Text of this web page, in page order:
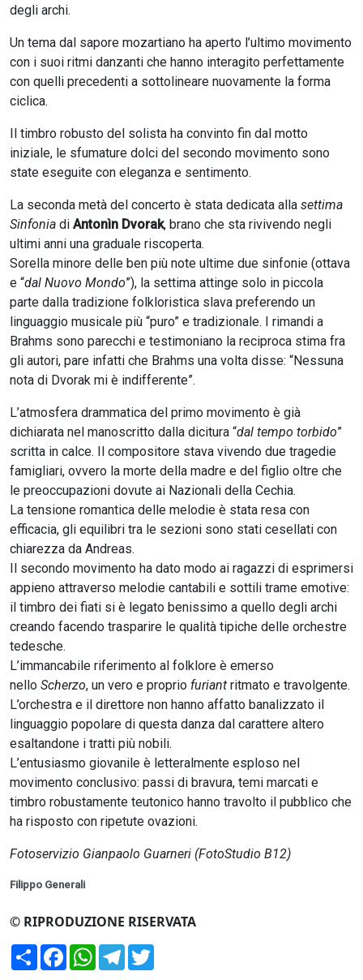
degli archi.
Un tema dal sapore mozartiano ha aperto l’ultimo movimento
con i suoi ritmi danzanti che hanno interagito perfettamente
con quelli precedenti a sottolineare nuovamente la forma
ciclica.
Il timbro robusto del solista ha convinto fin dal motto
iniziale, le sfumature dolci del secondo movimento sono
state eseguite con eleganza e sentimento.
La seconda metà del concerto è stata dedicata alla settima
Sinfonia di Antonìn Dvorak, brano che sta rivivendo negli
ultimi anni una graduale riscoperta.
Sorella minore delle ben più note ultime due sinfonie (ottava
e “dal Nuovo Mondo”), la settima attinge solo in piccola
parte dalla tradizione folkloristica slava preferendo un
linguaggio musicale più “puro” e tradizionale. I rimandi a
Brahms sono parecchi e testimoniano la reciproca stima fra
gli autori, pare infatti che Brahms una volta disse: “Nessuna
nota di Dvorak mi è indifferente”.
L’atmosfera drammatica del primo movimento è già
dichiarata nel manoscritto dalla dicitura “dal tempo torbido”
scritta in calce. Il compositore stava vivendo due tragedie
famigliari, ovvero la morte della madre e del figlio oltre che
le preoccupazioni dovute ai Nazionali della Cechia.
La tensione romantica delle melodie è stata resa con
efficacia, gli equilibri tra le sezioni sono stati cesellati con
chiarezza da Andreas.
Il secondo movimento ha dato modo ai ragazzi di esprimersi
appieno attraverso melodie cantabili e sottili trame emotive:
il timbro dei fiati si è legato benissimo a quello degli archi
creando facendo trasparire le qualità tipiche delle orchestre
tedesche.
L’immancabile riferimento al folklore è emerso
nello Scherzo, un vero e proprio furiant ritmato e travolgente.
L’orchestra e il direttore non hanno affatto banalizzato il
linguaggio popolare di questa danza dal carattere altero
esaltandone i tratti più nobili.
L’entusiasmo giovanile è letteralmente esploso nel
movimento conclusivo: passi di bravura, temi marcati e
timbro robustamente teutonico hanno travolto il pubblico che
ha risposto con ripetute ovazioni.
Fotoservizio Gianpaolo Guarneri (FotoStudio B12)
Filippo Generali
© RIPRODUZIONE RISERVATA
CondividiFacebookWhatsApp
Telegram